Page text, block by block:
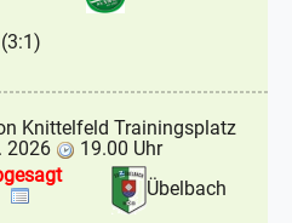
(3:1)
Knittelfeld Trainingsplatz
2026
19.00 Uhr
Übelbach